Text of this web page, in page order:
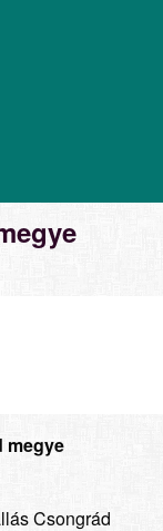
megye
Csongrád